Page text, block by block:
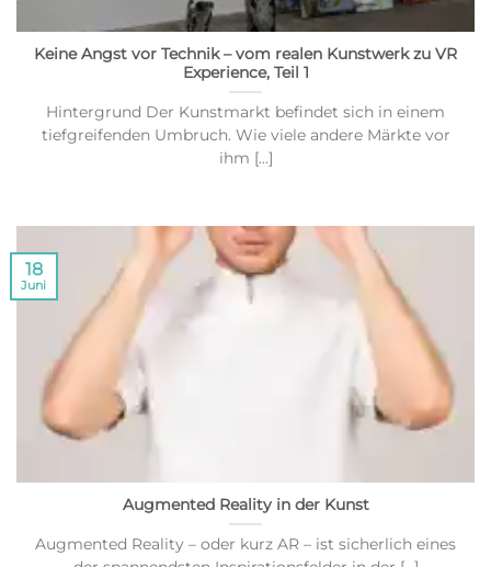
Keine Angst vor Technik – vom realen Kunstwerk zu VR
Experience, Teil 1
Hintergrund Der Kunstmarkt befindet sich in einem
tiefgreifenden Umbruch. Wie viele andere Märkte vor
ihm [...]
Augmented Reality in der Kunst
Augmented Reality – oder kurz AR – ist sicherlich eines
18
Juni